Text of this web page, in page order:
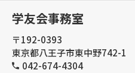
学友会事務室
〒192-0393
東京都八王子市東中野742-1
042-674-4304